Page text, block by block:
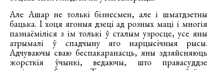
Але Ашар не толькі бізнесмен, але і шматдзетны
бацька. І хоця ягоныя дзеці ад розных маці і многія
пазнаёміліся з ім толькі ў сталым узросце, усе яны
атрымалі ў спадчыну яго нарцысічныя рысы.
Адчуваючы сваю беспакаранасць, яны здзяйсняюць
жорсткія ўчынкі, ведаючы, што правасуддзе